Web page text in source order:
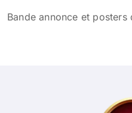
Bande annonce et posters